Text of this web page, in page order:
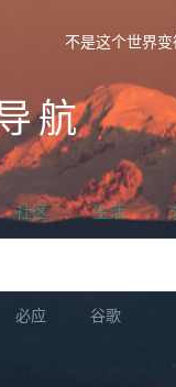
不是这个世界
航
社区 生活
必应 谷歌